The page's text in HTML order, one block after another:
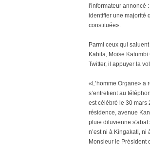
l'informateur annoncé
identifier une majorité
constituée».
Parmi ceux qui
Kabila, Moïse
Twitter, il appuyer la
«L’homme Organe»
s’entretient au
est célébré le 30 mars
résidence, avenue
pluie diluvienne s'abat
n’est ni à Kingakati,
Monsieur le Président